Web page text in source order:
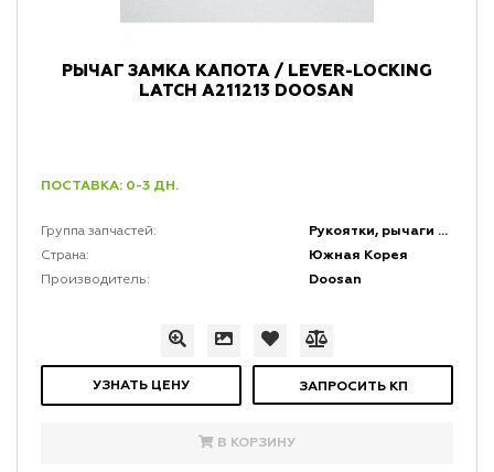
РЫЧАГ ЗАМКА КАПОТА / LEVER-LOCKING
LATCH A211213 DOOSAN
ПОСТАВКА: 0-3 ДН.
Группа запчастей: Рукоятки, рычаги и набалдашники
Страна: Южная Корея
Производитель: Doosan
УЗНАТЬ ЦЕНУ ЗАПРОСИТЬ КП
В КОРЗИНУ